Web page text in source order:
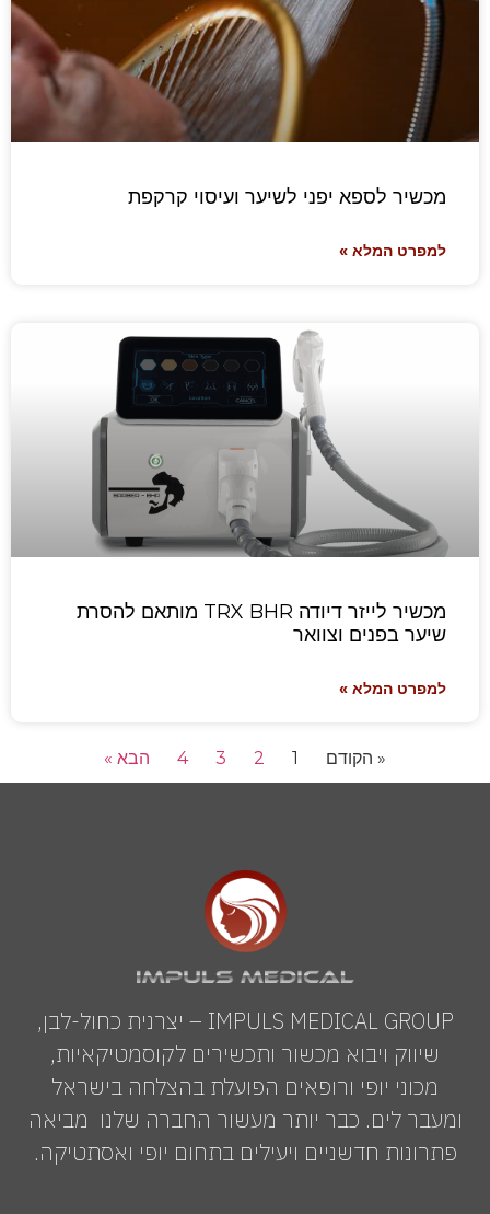
מכשיר לספא יפני לשיער ועיסוי קרקפת
למפרט המלא »
מכשיר לייזר דיודה TRX BHR מותאם להסרת
שיער בפנים וצוואר
למפרט המלא »
« הקודם 1
2
3
4 הבא »
IMPULS MEDICAL GROUP – יצרנית כחול-לבן,
שיווק ויבוא מכשור ותכשירים לקוסמטיקאיות,
מכוני יופי ורופאים הפועלת בהצלחה בישראל
ומעבר לים. כבר יותר מעשור החברה שלנו מביאה
פתרונות חדשניים ויעילים בתחום יופי ואסתטיקה.